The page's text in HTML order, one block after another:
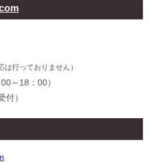
行っておりません）
～18：00）
）